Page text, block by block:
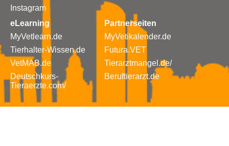
Instagram
eLearning
MyVetlearn.de
Tierhalter-Wissen.de
VetMAB.de
Deutschkurs-
Tieraerzte.com/
Partnerseiten
MyVetikalender.de
Futura.VET
Tierarztmangel.de/
Beruftierarzt.de